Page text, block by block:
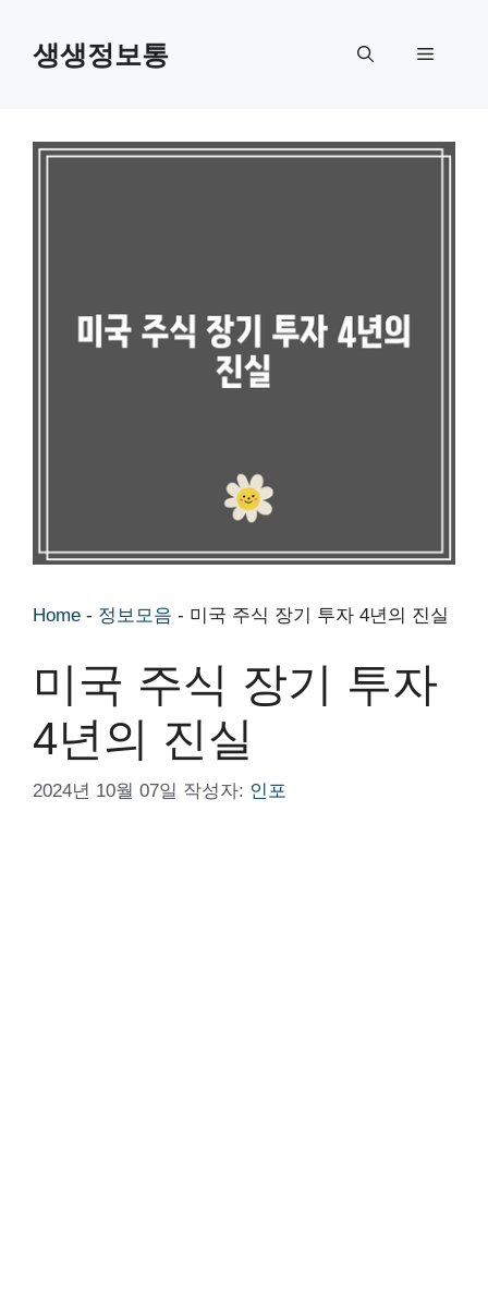
생생정보통 메
Home - 정보모음 - 미국 주식 장기 투자 4년의 진실
미국 주식 장기 투자
4년의 진실
2024년 10월 07일 작성자: 인포